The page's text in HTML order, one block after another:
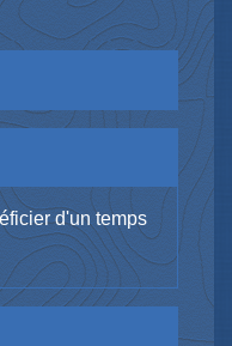
d'un temps